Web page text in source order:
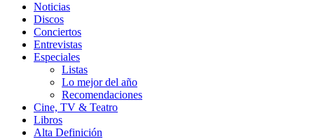
Noticias
Discos
Conciertos
Entrevistas
Especiales
Listas
Lo mejor del año
Recomendaciones
Cine, TV & Teatro
Libros
Alta Definición